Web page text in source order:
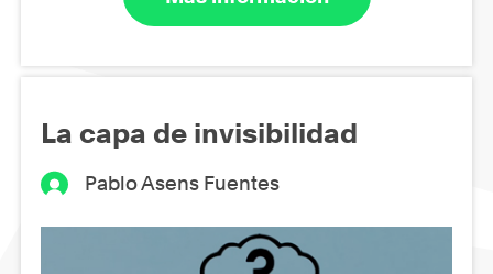
La capa de invisibilidad
Pablo Asens Fuentes